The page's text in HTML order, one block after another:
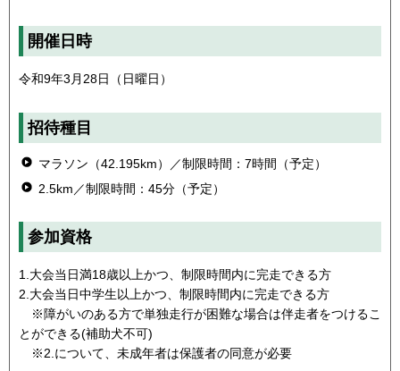
開催日時
令和9年3月28日（日曜日）
招待種目
マラソン（42.195km）／制限時間：7時間（予定）
2.5km／制限時間：45分（予定）
参加資格
1.大会当日満18歳以上かつ、制限時間内に完走できる方
2.大会当日中学生以上かつ、制限時間内に完走できる方
※障がいのある方で単独走行が困難な場合は伴走者をつけるこ
とができる(補助犬不可)
※2.について、未成年者は保護者の同意が必要